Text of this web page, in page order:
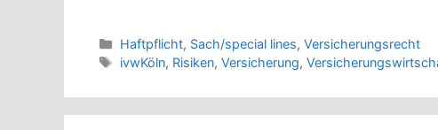
Kategorien
Haftpflicht, Sach/special lines,Versicherungsrecht
Schlagwörter
ivwKöln, Risiken,Versicherung,